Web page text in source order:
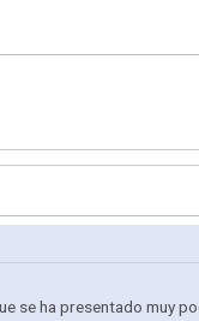
se ha presentado muy